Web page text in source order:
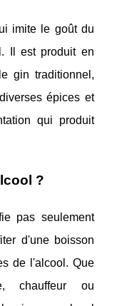
imite le goût du
Il est produit en
gin traditionnel,
épices et
qui produit
?
pas seulement
d'une boisson
de l'alcool. Que
chauffeur ou